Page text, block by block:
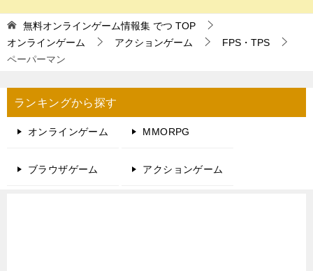
無料オンラインゲーム情報集 でつ TOP
オンラインゲーム
アクションゲーム
FPS・TPS
ペーパーマン
ランキングから探す
オンラインゲーム MMORPG
ブラウザゲーム アクションゲーム